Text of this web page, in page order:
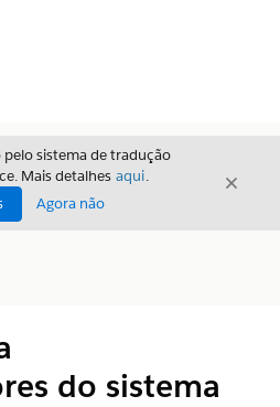
sistema de tradução
Mais detalhes aqui.
Agora não
Fechar
do sistema